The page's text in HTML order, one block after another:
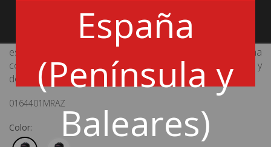
España
(Península y
Baleares)
portátil y otros dispositivos.
La mochila Sparco Martini Racing Stage no solo combina
estilo icónico, sino que también garantiza la máxima
comodidad y funcionalidad para tus eventos de rally y
deportes de motor.
0164401MRAZ
Color: